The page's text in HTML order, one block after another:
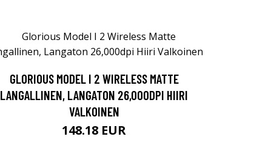
GLORIOUS MODEL I 2 WIRELESS MATTE
LANGALLINEN, LANGATON 26,000DPI HIIRI
VALKOINEN
148.18 EUR